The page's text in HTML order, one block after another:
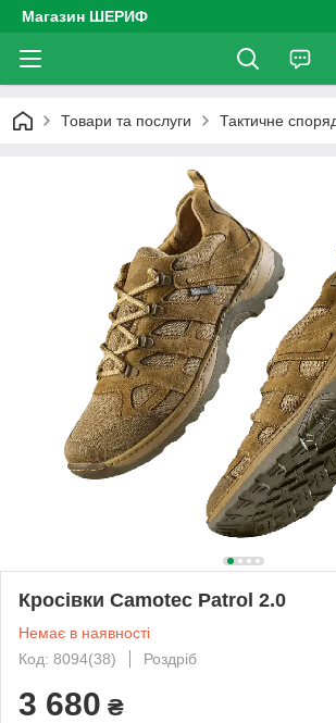
Магазин ШЕРИФ
Товари та послуги Тактичне
Кросівки Camotec Patrol 2.0
Немає в наявності
Код: 8094(38)
Роздріб
3 680 ₴